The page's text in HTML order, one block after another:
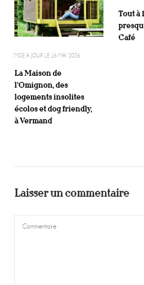
MISE À JOUR LE 16 MAI 2026
La Maison de
l’Omignon, des
logements insolites
écolos et dog friendly,
à Vermand
Tout à
Café
Laisser un commentaire